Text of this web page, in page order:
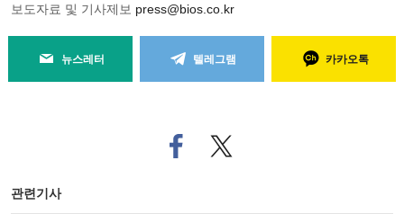
보도자료 및 기사제보 press@bios.co.kr
뉴스레터 텔레그램 카카오톡
페
이
트위
터로
관련기사